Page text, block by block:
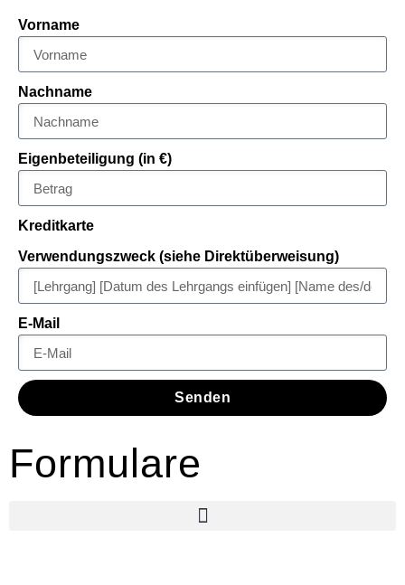
Vorname
Nachname
Eigenbeteiligung (in €)
Kreditkarte
Verwendungszweck (siehe Direktüberweisung)
E-Mail
Senden
Formulare